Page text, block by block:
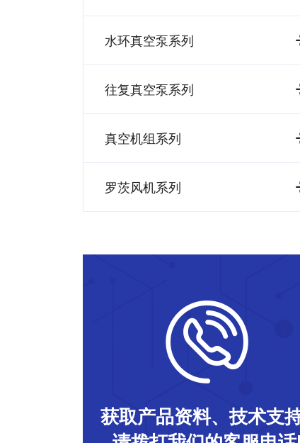
水环真空泵系列
往复真空泵系列
真空机组系列
罗茨风机系列
获取产品资料、技术支